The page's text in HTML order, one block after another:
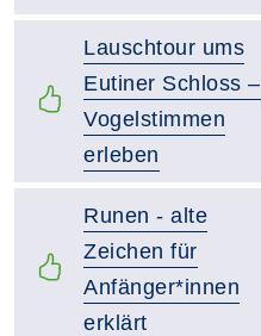
Lauschtour ums
Eutiner Schloss –
Vogelstimmen
erleben
Runen - alte
Zeichen für
Anfänger*innen
erklärt